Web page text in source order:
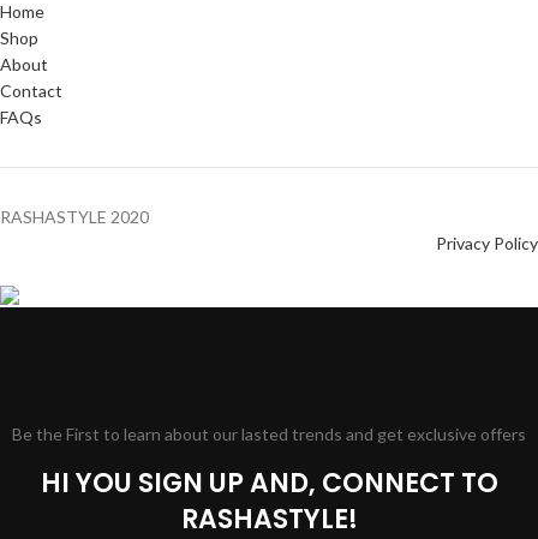
Home
Shop
About
Contact
FAQs
RASHASTYLE 2020
Privacy Policy
Be the First to learn about our lasted trends and get exclusive offers
HI YOU SIGN UP AND, CONNECT TO
RASHASTYLE!